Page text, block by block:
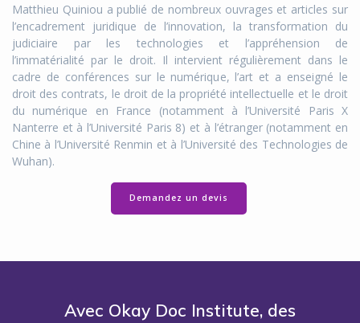
Matthieu Quiniou a publié de nombreux ouvrages et articles sur
l’encadrement juridique de l’innovation, la transformation du
judiciaire par les technologies et l’appréhension de
l’immatérialité par le droit. Il intervient régulièrement dans le
cadre de conférences sur le numérique, l’art et a enseigné le
droit des contrats, le droit de la propriété intellectuelle et le droit
du numérique en France (notamment à l’Université Paris X
Nanterre et à l’Université Paris 8) et à l’étranger (notamment en
Chine à l’Université Renmin et à l’Université des Technologies de
Wuhan).
Demandez un devis
Avec Okay Doc Institute, des